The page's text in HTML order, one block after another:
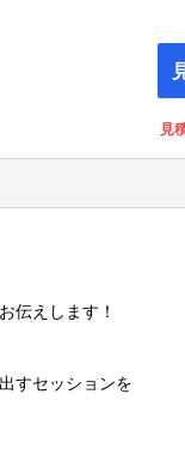
見
伝えします！
すセッションを